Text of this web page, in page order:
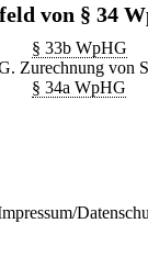
von § 34
§ 33b WpHG
Zurechnung von
§ 34a WpHG